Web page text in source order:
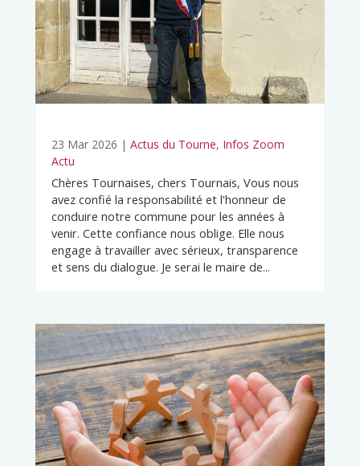
23 Mar 2026 | Actus du Tourne, Infos Zoom
Actu
Chères Tournaises, chers Tournais, Vous nous
avez confié la responsabilité et l'honneur de
conduire notre commune pour les années à
venir. Cette confiance nous oblige. Elle nous
engage à travailler avec sérieux, transparence
et sens du dialogue. Je serai le maire de...